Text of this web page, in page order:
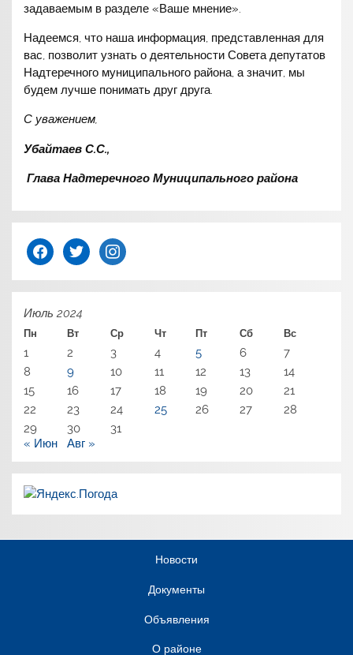
задаваемым в разделе «Ваше мнение».
Надеемся, что наша информация, представленная для
вас, позволит узнать о деятельности Совета депутатов
Надтеречного муниципального района, а значит, мы
будем лучше понимать друг друга.
С уважением,
Убайтаев С.С.,
Глава Надтеречного Муниципального района
facebooktwitter instagram
Июль 2024
Пн Вт Ср Чт Пт Сб Вс
1 2 3 4 5 6
7
8
9 10 11 12 13
14
15
16 17 18 19 20
21
22
23 24 25 26 27
28
29
30
31
« Июн
Авг »
Новости
Документы
Объявления
О районе